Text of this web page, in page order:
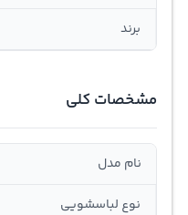
برند
مشخصات کلی
نام مدل
نوع لباسشویی